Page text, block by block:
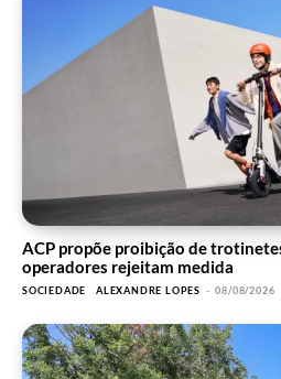
ACP propõe proibição de
operadores rejeitam medida
SOCIEDADE ALEXANDRE LOPES - 08/08/2026